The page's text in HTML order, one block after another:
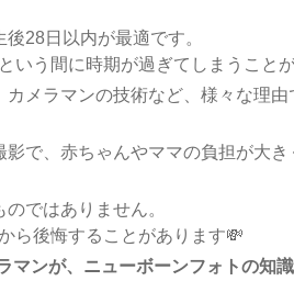
28日以内が最適です。
いう間に時期が過ぎてしまうこと
カメラマンの技術など、様々な理
影で、赤ちゃんやママの負担が大
ではありません。
ら後悔することがあります💸
ンが、ニューボーンフォトの知